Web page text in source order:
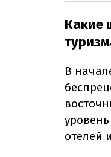
Какие
В
отелей